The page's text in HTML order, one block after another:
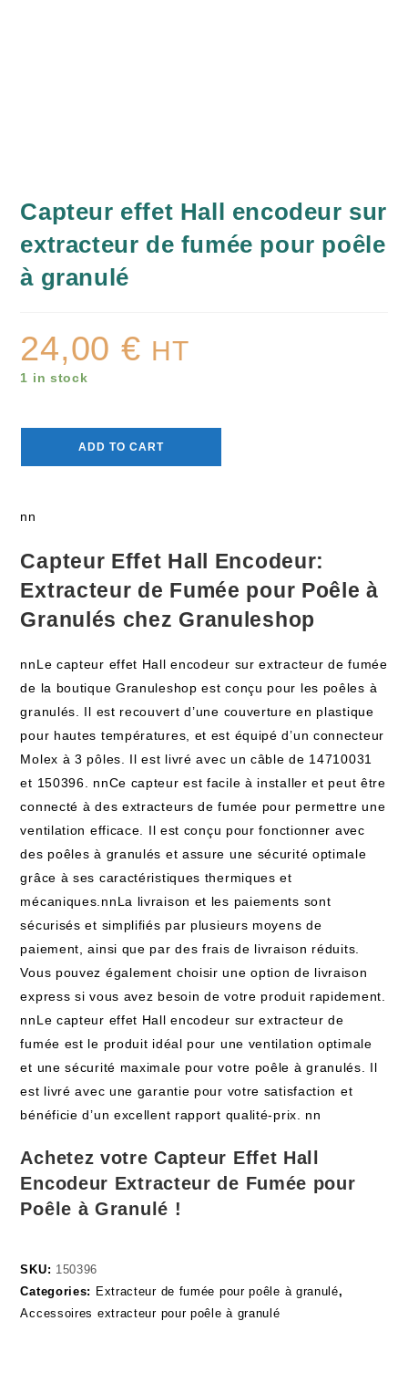
Capteur effet Hall encodeur sur
extracteur de fumée pour poêle
à granulé
24,00 € HT
1 in stock
ADD TO CART
nn
Capteur Effet Hall Encodeur:
Extracteur de Fumée pour Poêle à
Granulés chez Granuleshop
nnLe capteur effet Hall encodeur sur extracteur de fumée
de la boutique Granuleshop est conçu pour les poêles à
granulés. Il est recouvert d’une couverture en plastique
pour hautes températures, et est équipé d’un connecteur
Molex à 3 pôles. Il est livré avec un câble de 14710031
et 150396. nnCe capteur est facile à installer et peut être
connecté à des extracteurs de fumée pour permettre une
ventilation efficace. Il est conçu pour fonctionner avec
des poêles à granulés et assure une sécurité optimale
grâce à ses caractéristiques thermiques et
mécaniques.nnLa livraison et les paiements sont
sécurisés et simplifiés par plusieurs moyens de
paiement, ainsi que par des frais de livraison réduits.
Vous pouvez également choisir une option de livraison
express si vous avez besoin de votre produit rapidement.
nnLe capteur effet Hall encodeur sur extracteur de
fumée est le produit idéal pour une ventilation optimale
et une sécurité maximale pour votre poêle à granulés. Il
est livré avec une garantie pour votre satisfaction et
bénéficie d’un excellent rapport qualité-prix. nn
Achetez votre Capteur Effet Hall
Encodeur Extracteur de Fumée pour
Poêle à Granulé !
SKU: 150396
Categories: Extracteur de fumée pour poêle à granulé,
Accessoires extracteur pour poêle à granulé